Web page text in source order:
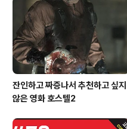
잔인하고 짜증나서 추천하고 싶지
않은 영화 호스텔2